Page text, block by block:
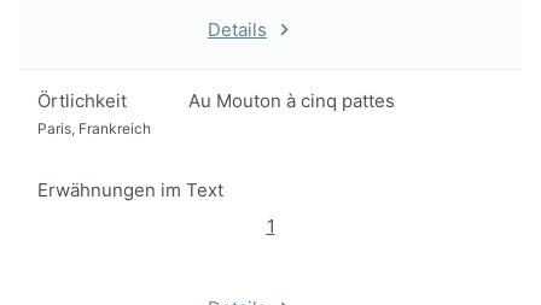
Details
Örtlichkeit Au Mouton à cinq pattes
Paris, Frankreich
Erwähnungen im Text
1